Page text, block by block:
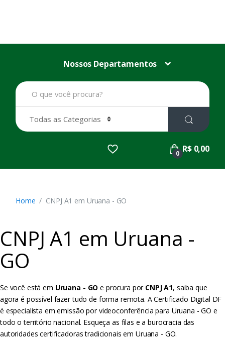
Nossos Departamentos
B
u
a
r
:
0 R$ 0,00
Home CNPJ A1 em Uruana - GO
CNPJ A1 em Uruana -
GO
Se você está em Uruana - GO e procura por CNPJ A1, saiba que
agora é possível fazer tudo de forma remota. A Certificado Digital DF
é especialista em emissão por videoconferência para Uruana - GO e
todo o território nacional. Esqueça as filas e a burocracia das
autoridades certificadoras tradicionais em Uruana - GO.